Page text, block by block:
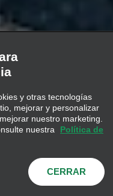
en contacto
y otras tecnologías
mejorar y personalizar
nuestro marketing.
nuestra
Política de
CERRAR